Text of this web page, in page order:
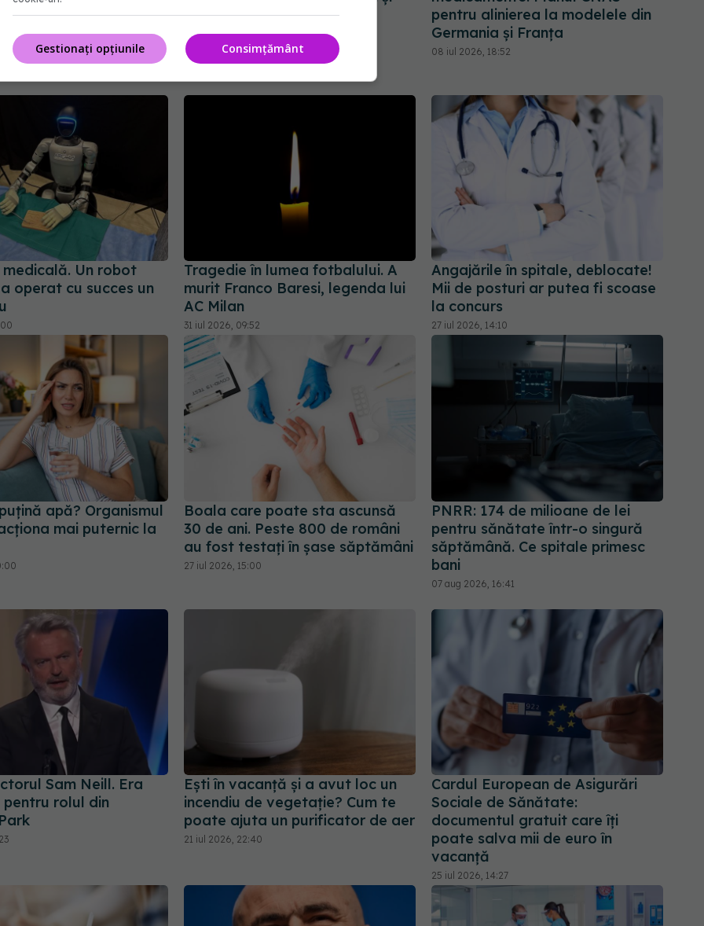
atins o rată record
PNRR de peste
boala a ajuns la oase
04 aug 2026, 11:27
pentru alinierea la modelele din
Germania și Franța
08 iul 2026, 18:52
medicală. Un robot
operat cu succes un
Tragedie în lumea fotbalului. A
murit Franco Baresi, legenda lui
AC Milan
31 iul 2026, 09:52
Angajările în spitale, deblocate!
Mii de posturi ar putea fi scoase
la concurs
27 iul 2026, 14:10
apă? Organismul
mai puternic la
Boala care poate sta ascunsă
30 de ani. Peste 800 de români
au fost testați în șase săptămâni
27 iul 2026, 15:00
PNRR: 174 de milioane de lei
pentru sănătate într-o singură
săptămână. Ce spitale primesc
bani
07 aug 2026, 16:41
Sam Neill. Era
rolul din
Ești în vacanță și a avut loc un
incendiu de vegetație? Cum te
poate ajuta un purificator de aer
21 iul 2026, 22:40
Cardul European de Asigurări
Sociale de Sănătate:
documentul gratuit care îți
poate salva mii de euro în
vacanță
25 iul 2026, 14:27
Consimțământ
Gestionați opțiunile